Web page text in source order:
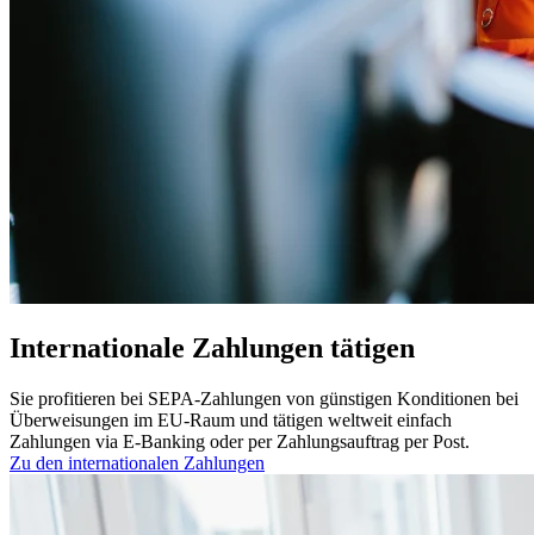
Internationale Zahlungen tätigen
Sie profitieren bei SEPA-Zahlungen von günstigen Konditionen bei
Überweisungen im EU-Raum und tätigen weltweit einfach
Zahlungen via E-Banking oder per Zahlungsauftrag per Post.
Zu den internationalen Zahlungen